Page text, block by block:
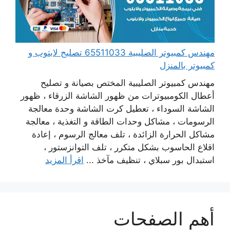
مهندس كمبيوتر الصليبية 65511033 تصليح لابتوب و
كمبيوتر بالمنزل
مهندس كمبيوتر الصليبية المختص بصيانة و تصليح
أعطال الكومبيوترات من ظهور الشاشة الزرقاء ، ظهور
الشاشة السوداء ، تعطيل كرت الشاشة وحدة معالجة
الرسومات ، مشاكل وحدات الطاقة و التغذية ، معالجة
مشاكل الحرارة الزائدة ، تلف معالج الرسوم ، إعادة
اقلاع الحاسوب بشكل متكرر ، تلف التوانزستور ،
استبدال بور سبلاي ، تنظيف مآخذ ... اقرأ المزيد
أهم الصفحات